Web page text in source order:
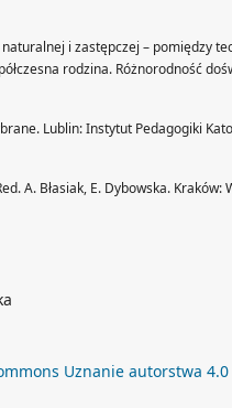
i zastępczej – pomiędzy
rodzina. Różnorodność
Lublin: Instytut Pedagogiki
A. Błasiak, E. Dybowska. Kraków:
Uznanie autorstwa